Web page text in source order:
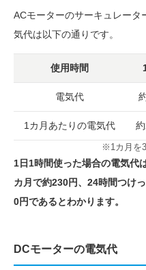
ACモーターのサーキュレー
気代は以下の通りです。
使用時間
電気代
1カ月あたりの電気代
※1カ月を
1日1時間使った場合の電気代
カ月で約230円、24時間つけ
0円であるとわかります。
DCモーターの電気代